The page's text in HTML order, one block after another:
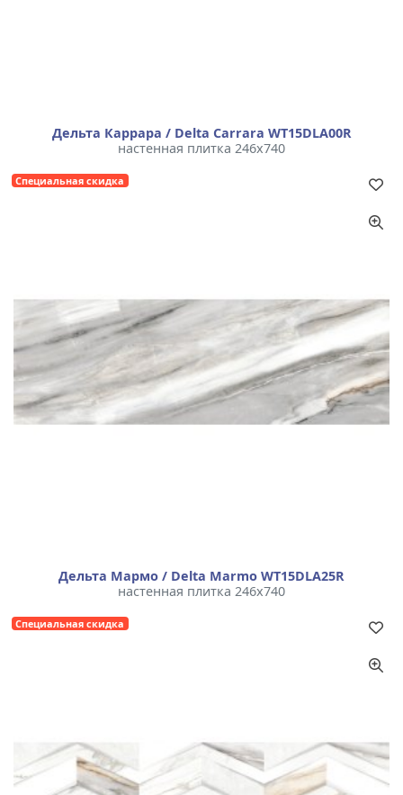
Дельта Каррара / Delta Carrara WT15DLA00R
настенная плитка 246x740
Специальная скидка
Дельта Мармо / Delta Marmo WT15DLA25R
настенная плитка 246x740
Специальная скидка